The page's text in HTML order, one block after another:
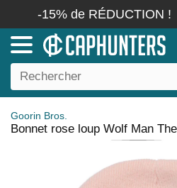
-15% de RÉDUCTION !
Goorin Bros.
Bonnet rose loup Wolf Man